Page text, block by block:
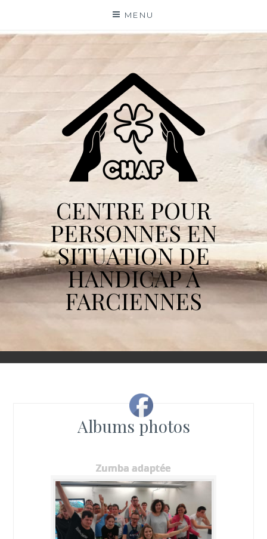
content
MENU
CENTRE POUR
PERSONNES EN
SITUATION DE
HANDICAP À
FARCIENNES
Albums photos
Zumba adaptée